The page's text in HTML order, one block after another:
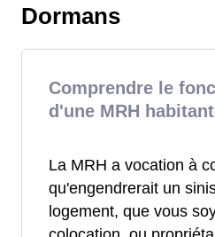
Dormans
Comprendre le
d'une MRH
La MRH a vocation à
qu'engendrerait un
logement, que vous